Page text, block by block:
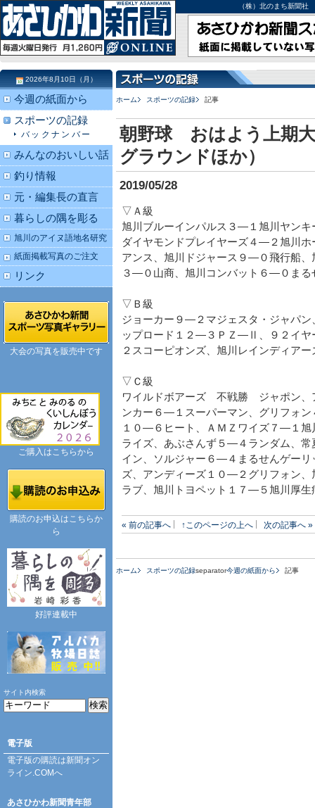
（株）北のまち新聞
ホーム スポーツの記録 記事
朝野球 おはよう上期
グラウンドほか）
2019/05/28
▽Ａ級
旭川ブルーインパルス３―１旭川ヤン
ダイヤモンドプレイヤーズ４―２旭川
アンス、旭川ドジャース９―０飛行船
３―０山商、旭川コンバット６―０まる
▽Ｂ級
ジョーカー９―２マジェスタ・ジャパ
ップロード１２―３ＰＺ―Ⅱ、９２イ
２スコーピオンズ、旭川レインディア
▽Ｃ級
ワイルドボアーズ 不戦勝 ジャポン、
ンカー６―１スーパーマン、グリフォ
１０―６ヒート、ＡＭＺワイズ７―１
ライズ、あぶさんず５―４ランダム、
イン、ソルジャー６―４まるせんゲー
ズ、アンディーズ１０―２グリフォン
ラブ、旭川トヨペット１７―５旭川厚生
« 前の記事へ ↑このページの上へ 次の記事へ »
ホーム スポーツの記録separator今週の紙面から 記事
2026年8月10日（月）
今週の紙面から
スポーツの記録
バックナンバー
みんなのおいしい話
釣り情報
元・編集長の直言
暮らしの隅を彫る
旭川のアイヌ語地名研究
紙面掲載写真のご注文
リンク
大会の写真を販売中です
ご購入はこちらから
購読のお申込はこちらか
ら
好評連載中
サイト内検索
電子版
電子版の購読は新聞オン
ライン.COMへ
あさひかわ新聞青年部